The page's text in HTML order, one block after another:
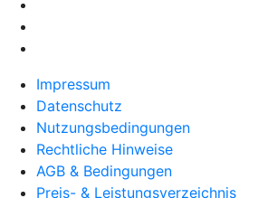
Impressum
Datenschutz
Nutzungsbedingungen
Rechtliche Hinweise
AGB & Bedingungen
Preis- & Leistungsverzeichnis